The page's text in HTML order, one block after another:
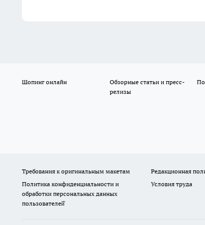
Шопинг онлайн
Обзорные статьи и пресс-
релизы
Требования к оригинальным макетам Редакционная
Политика конфиденциальности и
обработки персональных данных
пользователей̆
Условия труда